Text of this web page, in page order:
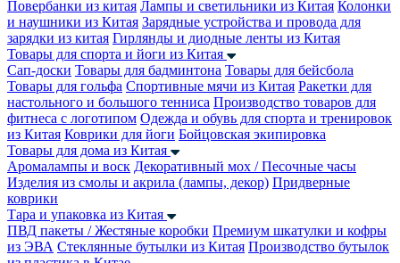
Повербанки из китая Лампы и светильники из Китая Колонки
и наушники из Китая Зарядные устройства и провода для
зарядки из китая Гирлянды и диодные ленты из Китая
Товары для спорта и йоги из Китая
Сап-доски Товары для бадминтона Товары для бейсбола
Товары для гольфа Спортивные мячи из Китая Ракетки для
настольного и большого тенниса Производство товаров для
фитнеса с логотипом Одежда и обувь для спорта и тренировок
из Китая Коврики для йоги Бойцовская экипировка
Товары для дома из Китая
Аромалампы и воск Декоративный мох / Песочные часы
Изделия из смолы и акрила (лампы, декор) Придверные
коврики
Тара и упаковка из Китая
ПВД пакеты / Жестяные коробки Премиум шкатулки и кофры
из ЭВА Стеклянные бутылки из Китая Производство бутылок